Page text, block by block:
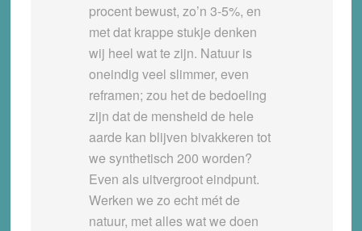
procent bewust, zo’n 3-5%, en
met dat krappe stukje denken
wij heel wat te zijn. Natuur is
oneindig veel slimmer, even
reframen; zou het de bedoeling
zijn dat de mensheid de hele
aarde kan blijven bivakkeren tot
we synthetisch 200 worden?
Even als uitvergroot eindpunt.
Werken we zo echt mét de
natuur, met alles wat we doen